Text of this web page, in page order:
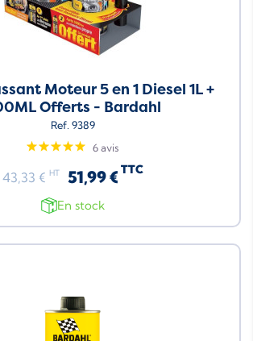
Moteur 5 en 1 Diesel 1L +
Offerts - Bardahl
Ref. 9389
6 avis
43,33 € HT 51,99 € TTC
En stock